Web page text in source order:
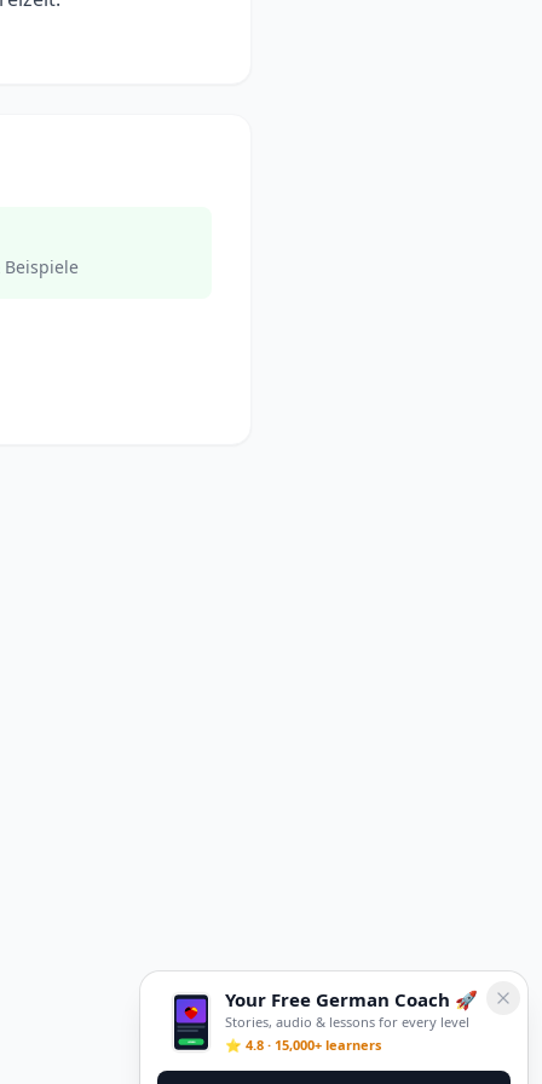
Your Free German Coach 🚀
Stories, audio & lessons for every level
⭐ 4.8 · 15,000+ learners